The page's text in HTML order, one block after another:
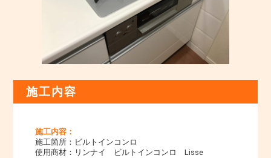
施工内容
施工内容：
施工箇所：ビルトインコンロ
使用商材：リンナイ ビルトインコンロ Lisse